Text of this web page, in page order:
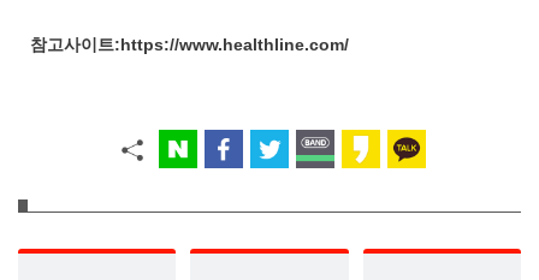
참고사이트:https://www.healthline.com/